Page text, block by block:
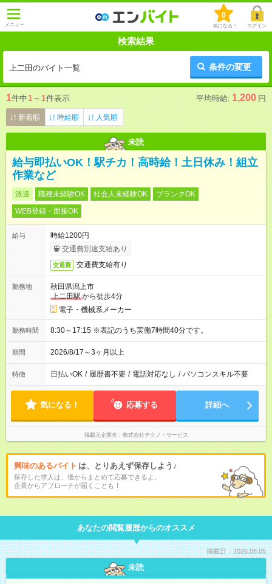
メニュー
0
気になる！ ログイン
検索結果
上二田のバイト一覧 条件の変更
1件中1 ～ 1件表示 平均時給: 1,200 円
新着順 時給順 人気順
未読
給与即払いOK！駅チカ！高時給！土日休み！組立
作業など
派遣 職種未経験OK 社会人未経験OK
ブランクOK
WEB登録・面接OK
給与
時給1200円
交通費別途支給あり
交通費 交通費支給有り
勤務地
秋田県潟上市
上二田駅から徒歩4分
電子・機械系メーカー
勤務時間 8:30～17:15 ※表記のうち実働7時間40分です。
期間 2026/8/17～3ヶ月以上
特徴 日払いOK / 履歴書不要 / 電話対応なし / パソコンスキル不要
気になる！ 応募する 詳細へ
掲載元企業名 株式会社テクノ・サービス
興味のあるバイト は、とりあえず保存しよう♪
保存した求人は、後からまとめて応募できるよ。
企業からアプローチが届くことも！
あなたの閲覧履歴からのオススメ
掲載日：2026.08.05
未読